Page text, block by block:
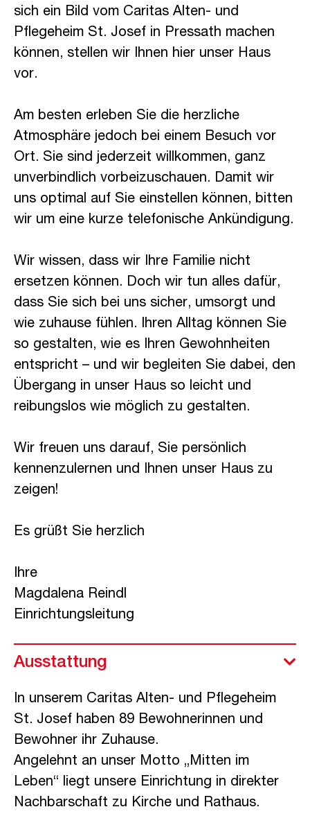
sich ein Bild vom Caritas Alten- und
Pflegeheim St. Josef in Pressath machen
können, stellen wir Ihnen hier unser Haus
vor.
Am besten erleben Sie die herzliche
Atmosphäre jedoch bei einem Besuch vor
Ort. Sie sind jederzeit willkommen, ganz
unverbindlich vorbeizuschauen. Damit wir
uns optimal auf Sie einstellen können, bitten
wir um eine kurze telefonische Ankündigung.
Wir wissen, dass wir Ihre Familie nicht
ersetzen können. Doch wir tun alles dafür,
dass Sie sich bei uns sicher, umsorgt und
wie zuhause fühlen. Ihren Alltag können Sie
so gestalten, wie es Ihren Gewohnheiten
entspricht – und wir begleiten Sie dabei, den
Übergang in unser Haus so leicht und
reibungslos wie möglich zu gestalten.
Wir freuen uns darauf, Sie persönlich
kennenzulernen und Ihnen unser Haus zu
zeigen!
Es grüßt Sie herzlich
Ihre
Magdalena Reindl
Einrichtungsleitung
Ausstattung
In unserem Caritas Alten- und Pflegeheim
St. Josef haben 89 Bewohnerinnen und
Bewohner ihr Zuhause.
Angelehnt an unser Motto „Mitten im
Leben“ liegt unsere Einrichtung in direkter
Nachbarschaft zu Kirche und Rathaus.